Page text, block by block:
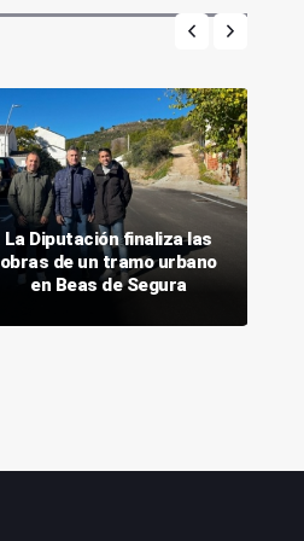
La Diputación finaliza las
obras de un tramo urbano
en Beas de Segura